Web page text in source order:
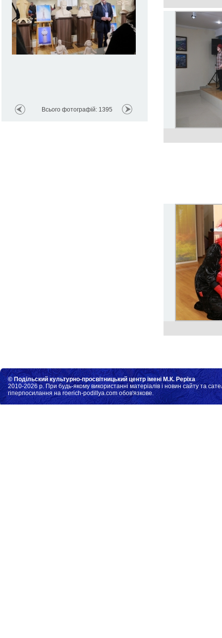
Всього фотографій: 1395
© Подільский культурно-просвітницький центр імені М.К. Реріха
2010-2026 р. При будь-якому використанні матеріалів і новин сайту та
гіперпосилання на roerich-podillya.com обов'язкове.